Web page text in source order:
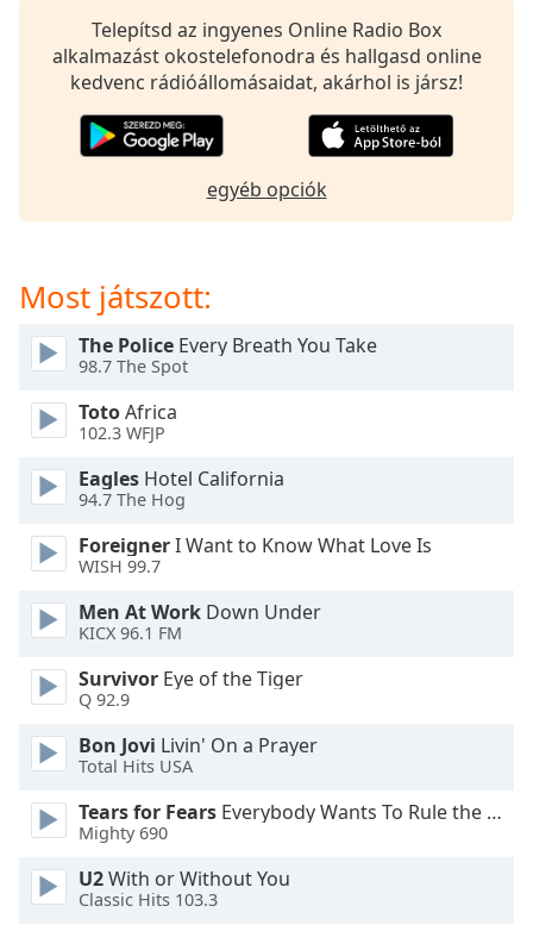
window.
the
Text
Text
Background
Area
Background
Color
Opacity
Font
Size
Telepítsd az ingyenes Online Radio Box
alkalmazást okostelefonodra és hallgasd online
kedvenc rádióállomásaidat, akárhol is jársz!
egyéb opciók
Most játszott:
The Police Every Breath You Take
98.7 The Spot
TotoAfrica
102.3 WFJP
Eagles Hotel California
94.7 The Hog
ForeignerI Want to Know What Love Is
WISH 99.7
Men At Work Down Under
KICX 96.1 FM
Survivor Eye of the Tiger
Q 92.9
Bon Jovi Livin' On a Prayer
Total Hits USA
Tears for Fears Everybody Wants To Rule the World
Mighty 690
U2With or Without You
Classic Hits 103.3